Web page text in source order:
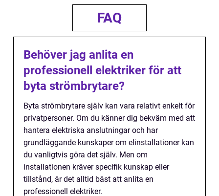
FAQ
Behöver jag anlita en
professionell elektriker för att
byta strömbrytare?
Byta strömbrytare själv kan vara relativt enkelt för
privatpersoner. Om du känner dig bekväm med att
hantera elektriska anslutningar och har
grundläggande kunskaper om elinstallationer kan
du vanligtvis göra det själv. Men om
installationen kräver specifik kunskap eller
tillstånd, är det alltid bäst att anlita en
professionell elektriker.